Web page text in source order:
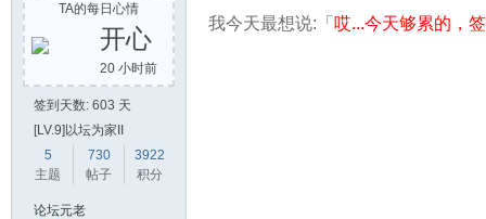
TA的每日心情
开心
20 小时前
签到天数: 603 天
[LV.9]以坛为家II
5
主题
730
帖子
3922
积分
论坛元老
我今天最想说:「 哎...今天够累的，